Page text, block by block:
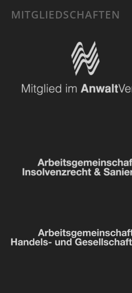
MITGLIEDSCHAFTEN